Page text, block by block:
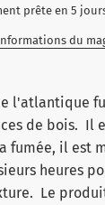
E
E
N
C
O
U
S
.
prête en 5
du
l'atlantique
de bois. Il
fumée, il est
heures
Le